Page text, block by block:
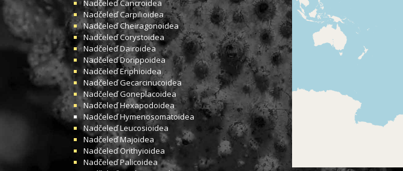
NadčeleďCancroidea
NadčeleďCarpilioidea
NadčeleďCheiragonoidea
NadčeleďCorystoidea
NadčeleďDairoidea
NadčeleďDorippoidea
NadčeleďEriphioidea
NadčeleďGecarcinucoidea
NadčeleďGoneplacoidea
NadčeleďHexapodoidea
NadčeleďHymenosomatoidea
NadčeleďLeucosioidea
NadčeleďMajoidea
NadčeleďOrithyioidea
NadčeleďPalicoidea